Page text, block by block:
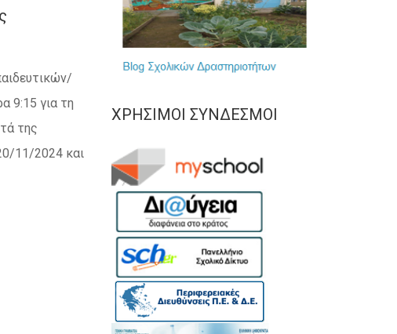
9:15 για τη
της
11/2024 και
ΧΡΉΣΙΜΟΙ ΣΎΝΔΕΣΜΟΙ